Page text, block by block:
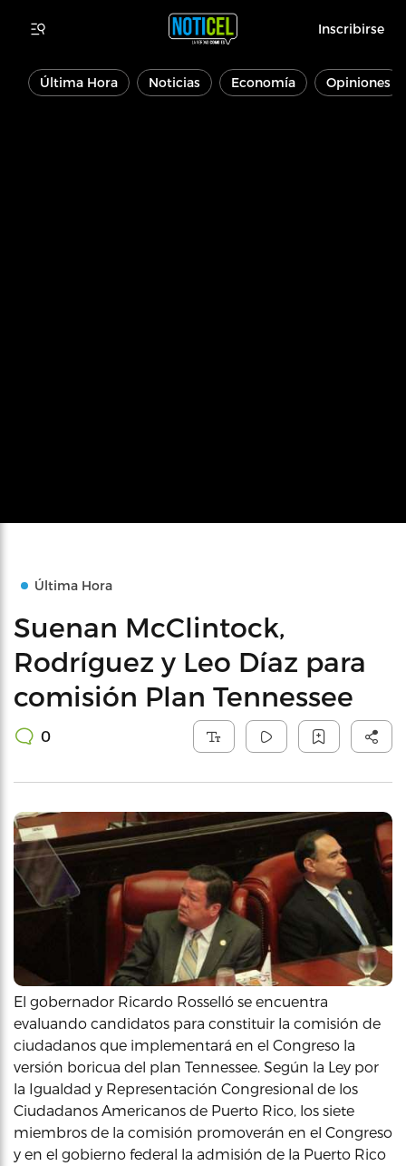
Inscribirse
Última Hora Noticias Economía Opiniones
Última Hora
Suenan McClintock,
Rodríguez y Leo Díaz para
comisión Plan Tennessee
0
El gobernador Ricardo Rosselló se encuentra
evaluando candidatos para constituir la comisión de
ciudadanos que implementará en el Congreso la
versión boricua del plan Tennessee. Según la Ley por
la Igualdad y Representación Congresional de los
Ciudadanos Americanos de Puerto Rico, los siete
miembros de la comisión promoverán en el Congreso
y en el gobierno federal la admisión de la Puerto Rico